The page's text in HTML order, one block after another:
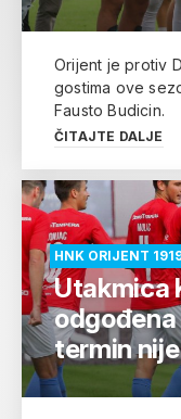
Orijent je protiv
gostima ove
Fausto Budicin.
ČITAJTE DALJE
HNK ORIJENT
Utakmica
odgođena
termin